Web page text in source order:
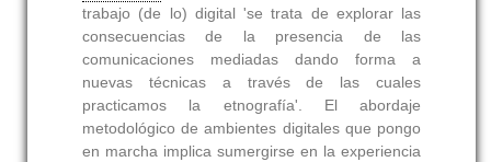
trabajo (de lo) digital 'se trata de explorar las
consecuencias de la presencia de las
comunicaciones mediadas dando forma a
nuevas técnicas a través de las cuales
practicamos la etnografía'. El abordaje
metodológico de ambientes digitales que pongo
en marcha implica sumergirse en la experiencia